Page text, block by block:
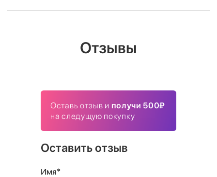
Отзывы
Оставь отзыв и получи 500₽
на следущую покупку
Оставить отзыв
Имя*